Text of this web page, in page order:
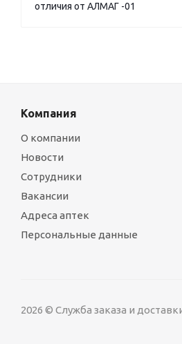
отличия от АЛМАГ -01
Компания
О компании
Новости
Сотрудники
Вакансии
Адреса аптек
Персональные данные
2026 © Служба заказа и